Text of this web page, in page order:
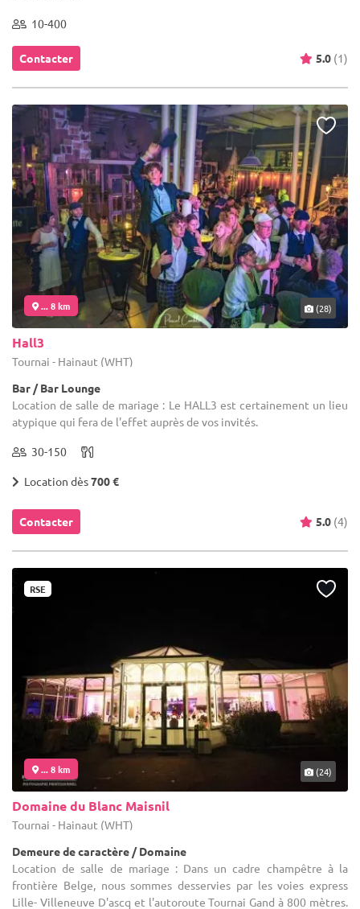
10-400
Contacter 5.0 (1)
... 8 km (28)
Hall3
Tournai - Hainaut (WHT)
Bar / Bar Lounge
Location de salle de mariage : Le HALL3 est certainement un lieu
atypique qui fera de l'effet auprès de vos invités.
30-150
Location dès700 €
Contacter 5.0 (4)
RSE
... 8 km (24)
Domaine du Blanc Maisnil
Tournai - Hainaut (WHT)
Demeure de caractère / Domaine
Location de salle de mariage : Dans un cadre champêtre à la
frontière Belge, nous sommes desservies par les voies express
Lille- Villeneuve D'ascq et l'autoroute Tournai Gand à 800 mètres.